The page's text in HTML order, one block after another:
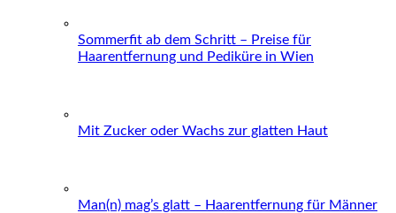
Sommerfit ab dem Schritt – Preise für
Haarentfernung und Pediküre in Wien
Mit Zucker oder Wachs zur glatten Haut
Man(n) mag’s glatt – Haarentfernung für Männer